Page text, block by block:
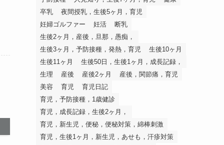
卒乳
夜間授乳，生後5ヶ月，育児
妊婦ゴルファー
妊活
断乳
生後2ヶ月，産後，旦那，愚痴，
生後3ヶ月，予防接種，発熱，育児
生後10ヶ月
生後11ヶ月
生後50日，生後1ヶ月，成長記録，
生理
産後 産後2ヶ月
産後，関節痛，育児
美容
育児
育児日記
育児，予防接種，1歳健診
育児，成長記録，生後2ヶ月，
育児，新生児，便秘，便秘対策，綿棒刺激
育児，生後1ヶ月，新生児，あせも，汗疹対策